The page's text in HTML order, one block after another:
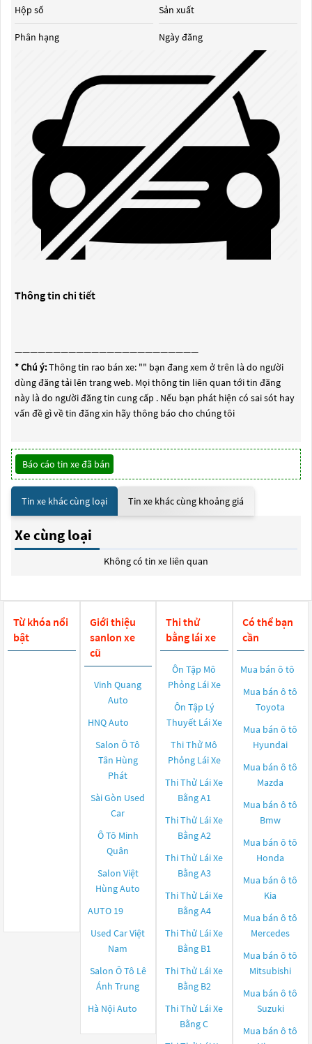
Hộp số
Phân hạng
Sản xuất
Ngày đăng
Thông tin chi tiết
————————————————————————
* Chú ý:Thông tin rao bán xe: "" bạn đang xem ở trên là do người
dùng đăng tải lên trang web. Mọi thông tin liên quan tới tin đăng
này là do người đăng tin cung cấp . Nếu bạn phát hiện có sai sót hay
vấn đề gì về tin đăng xin hãy thông báo cho chúng tôi
Báo cáo tin xe đã bán
Tin xe khác cùng loại Tin xe khác cùng khoảng giá
Xe cùng loại
Không có tin xe liên quan
Từ khóa nổi
bật
Giới thiệu
sanlon xe
cũ
Vinh Quang
Auto
HNQ Auto
Salon Ô Tô
Tân Hùng
Phát
Sài Gòn Used
Car
Ô Tô Minh
Quân
Salon Việt
Hùng Auto
AUTO 19
Used Car Việt
Nam
Salon Ô Tô Lê
Ánh Trung
Hà Nội Auto
Thi thử
bằng lái xe
Ôn Tập Mô
Phỏng Lái Xe
Ôn Tập Lý
Thuyết Lái Xe
Thi Thử Mô
Phỏng Lái Xe
Thi Thử Lái Xe
Bằng A1
Thi Thử Lái Xe
Bằng A2
Thi Thử Lái Xe
Bằng A3
Thi Thử Lái Xe
Bằng A4
Thi Thử Lái Xe
Bằng B1
Thi Thử Lái Xe
Bằng B2
Thi Thử Lái Xe
Bằng C
Có thể bạn
cần
Mua bán ô tô
Mua bán ô tô
Toyota
Mua bán ô tô
Hyundai
Mua bán ô tô
Mazda
Mua bán ô tô
Bmw
Mua bán ô tô
Honda
Mua bán ô tô
Kia
Mua bán ô tô
Mercedes
Mua bán ô tô
Mitsubishi
Mua bán ô tô
Suzuki
Mua bán ô tô